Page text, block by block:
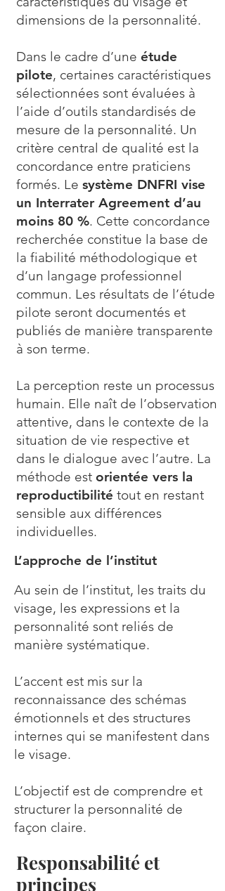
dimensions de la personnalité.
Dans le cadre d’une étude
pilote, certaines caractéristiques
sélectionnées sont évaluées à
l’aide d’outils standardisés de
mesure de la personnalité. Un
critère central de qualité est la
concordance entre praticiens
formés. Le système DNFRI vise
un Interrater Agreement d’au
moins 80 %. Cette concordance
recherchée constitue la base de
la fiabilité méthodologique et
d’un langage professionnel
commun. Les résultats de l’étude
pilote seront documentés et
publiés de manière transparente
à son terme.
La perception reste un processus
humain. Elle naît de l’observation
attentive, dans le contexte de la
situation de vie respective et
dans le dialogue avec l’autre. La
méthode est orientée vers la
reproductibilité tout en restant
sensible aux différences
individuelles.
L’approche de l’institut
Au sein de l’institut, les traits du
visage, les expressions et la
personnalité sont reliés de
manière systématique.
L’accent est mis sur la
reconnaissance des schémas
émotionnels et des structures
internes qui se manifestent dans
le visage.
L’objectif est de comprendre et
structurer la personnalité de
façon claire.
Responsabilité et
principes